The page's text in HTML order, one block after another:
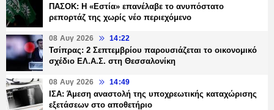
ΠΑΣΟΚ: Η «Εστία» επανέλαβε το ανυπόστατο
ρεπορτάζ της χωρίς νέο περιεχόμενο
08 Αυγ 2026 14:22
Τσίπρας: 2 Σεπτεμβρίου παρουσιάζεται το οικονομικό
σχέδιο ΕΛ.Α.Σ. στη Θεσσαλονίκη
08 Αυγ 2026 14:49
ΙΣΑ: Άμεση αναστολή της υποχρεωτικής καταχώρισης
εξετάσεων στο αποθετήριο